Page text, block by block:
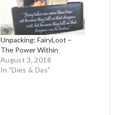
Unpacking: FairyLoot –
The Power Within
August 3, 2018
In "Dies & Das"